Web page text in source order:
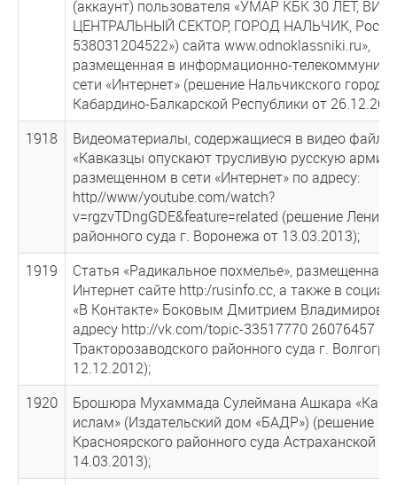
(аккаунт) пользователя «УМАР КБК 30 ЛЕТ,
ЦЕНТРАЛЬНЫЙ СЕКТОР, ГОРОД НАЛЬЧИК,
538031204522») сайта www.odnoklassniki.ru»,
размещенная в информационно-
сети «Интернет» (решение Нальчикского
Кабардино-Балкарской Республики от
1918
Видеоматериалы, содержащиеся в видео файле
«Кавказцы опускают трусливую русскую
размещенном в сети «Интернет» по адресу:
http//www/youtube.com/watch?
v=rgzvTDngGDE&feature=related (решение
районного суда г. Воронежа от 13.03.2013);
1919
Статья «Радикальное похмелье», размещенная
Интернет сайте http:/rusinfo.cc, а также в
«В Контакте» Боковым Дмитрием
адресу http://vk.com/topic-33517770 26076457
Тракторозаводского районного суда г.
12.12.2012);
1920
Брошюра Мухаммада Сулеймана Ашкара «Как
ислам» (Издательский дом «БАДР») (решение
Красноярского районного суда Астраханской
14.03.2013);